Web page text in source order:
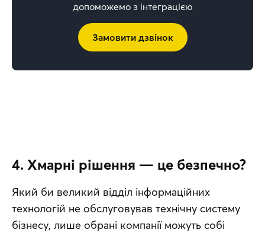
допоможемо з інтеграцією
Замовити дзвінок
4. Хмарні рішення — це безпечно?
Який би великий відділ інформаційних
технологій не обслуговував технічну систему
бізнесу, лише обрані компанії можуть собі